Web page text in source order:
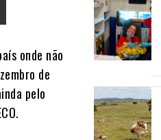
onde não
de
pelo